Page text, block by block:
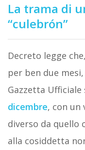
La trama di
“culebrón”
Decreto legge
per ben due
Gazzetta
dicembre, con un
diverso da quello
alla cosiddetta